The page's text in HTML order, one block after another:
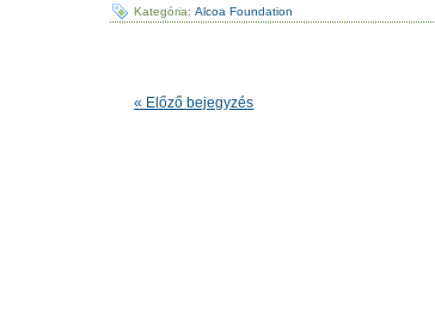
Kategória:Alcoa Foundation
« Előző bejegyzés